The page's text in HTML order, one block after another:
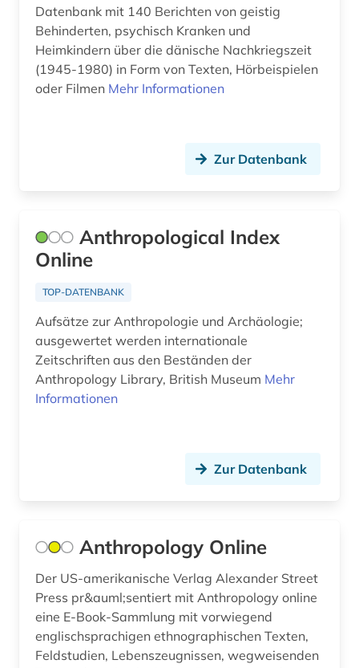
forschung (3)
foto (1)
fotographie (1)
färöer (1)
galloromanistik (2)
geographie (1)
geographische daten (1)
geologie (1)
Datenbank mit 140 Berichten von geistig
Behinderten, psychisch Kranken und
Heimkindern über die dänische Nachkriegszeit
(1945-1980) in Form von Texten, Hörbeispielen
oder Filmen Mehr Informationen
Zur Datenbank
Anthropological Index
Online
TOP-DATENBANK
Aufsätze zur Anthropologie und Archäologie;
ausgewertet werden internationale
Zeitschriften aus den Beständen der
Anthropology Library, British Museum Mehr
Informationen
Zur Datenbank
Anthropology Online
Der US-amerikanische Verlag Alexander Street
Press pr&auml;sentiert mit Anthropology online
eine E-Book-Sammlung mit vorwiegend
englischsprachigen ethnographischen Texten,
Feldstudien, Lebenszeugnissen, wegweisenden